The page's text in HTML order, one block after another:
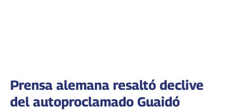
Prensa alemana resaltó declive
del autoproclamado Guaidó